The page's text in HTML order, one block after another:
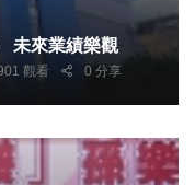
未來業績樂觀
觀看 0 分享